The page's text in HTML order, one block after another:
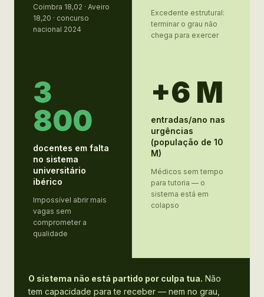
Coimbra 18,02 · Aveiro
18,20 · concurso
nacional 2024
Excedente estrutural:
terminar o grau não
chega para exercer
3
800
docentes em falta
no sistema
universitário
ibérico
Impossível abrir mais
vagas sem
comprometer a
qualidade
+6 M
entradas/ano nas
urgências
(população de 10
M)
Médicos sem tempo
para tutoria — o
sistema está em
colapso
O sistema não está partido por culpa tua. Não
tem capacidade para te receber — nem no grau,